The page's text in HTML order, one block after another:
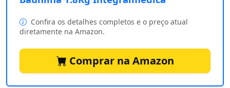
Confira os detalhes completos e o preço atual
diretamente na Amazon.
Comprar na Amazon